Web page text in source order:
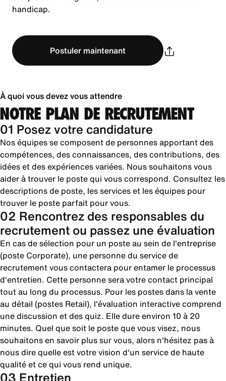
handicap.
Postuler maintenant
À quoi vous devez vous attendre
NOTRE PLAN DE RECRUTEMENT
01 Posez votre candidature
Nos équipes se composent de personnes apportant des
compétences, des connaissances, des contributions, des
idées et des expériences variées. Nous souhaitons vous
aider à trouver le poste qui vous correspond. Consultez les
descriptions de poste, les services et les équipes pour
trouver le poste parfait pour vous.
02 Rencontrez des responsables du
recrutement ou passez une évaluation
En cas de sélection pour un poste au sein de l'entreprise
(poste Corporate), une personne du service de
recrutement vous contactera pour entamer le processus
d'entretien. Cette personne sera votre contact principal
tout au long du processus. Pour les postes dans la vente
au détail (postes Retail), l'évaluation interactive comprend
une discussion et des quiz. Elle dure environ 10 à 20
minutes. Quel que soit le poste que vous visez, nous
souhaitons en savoir plus sur vous, alors n'hésitez pas à
nous dire quelle est votre vision d'un service de haute
qualité et ce qui vous rend unique.